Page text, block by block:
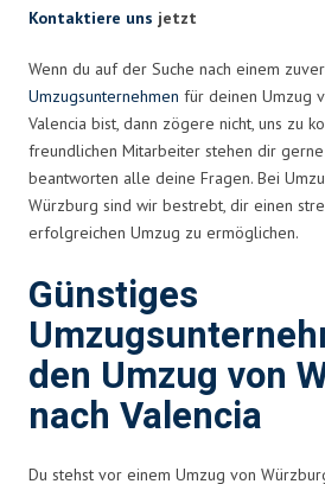
Kontaktiere uns jetzt
Wenn du auf der Suche nach einem
Umzugsunternehmen für deinen Umzug
Valencia bist, dann zögere nicht, uns zu
freundlichen Mitarbeiter stehen dir
beantworten alle deine Fragen. Bei
Würzburg sind wir bestrebt, dir einen
erfolgreichen Umzug zu ermöglichen.
Günstiges
den Umzug von
nach Valencia
Du stehst vor einem Umzug von